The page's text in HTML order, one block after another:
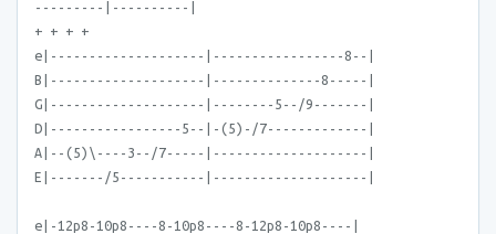
---------|----------|
+ + + +
e|--------------------|-----------------8--|
B|--------------------|--------------8-----|
G|--------------------|--------5--/9-------|
D|-----------------5--|-(5)-/7-------------|
A|--(5)\----3--/7-----|--------------------|
E|-------/5-----------|--------------------|
e|-12p8-10p8----8-10p8----8-12p8-10p8----|